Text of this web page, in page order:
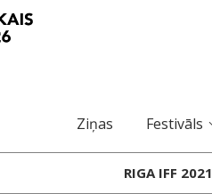
Ziņas Festivāls
RIGA IFF 2021